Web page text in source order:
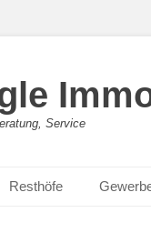
Service
Resthöfe